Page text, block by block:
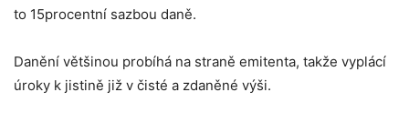
to 15procentní sazbou daně.
Danění většinou probíhá na straně emitenta, takže vyplácí
úroky k jistině již v čisté a zdaněné výši.